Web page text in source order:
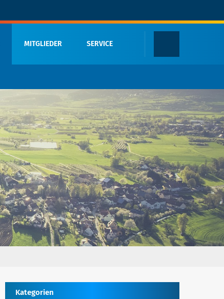
MITGLIEDER SERVICE
Kategorien